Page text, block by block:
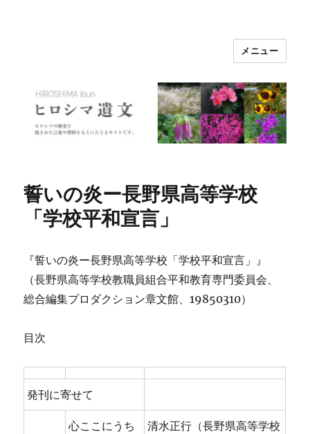
メニュー
誓いの炎ー長野県高等学校
「学校平和宣言」
『誓いの炎ー長野県高等学校「学校平和宣言」』
（長野県高等学校教職員組合平和教育専門委員会、
総合編集プロダクション章文館、19850310）
目次
発刊に寄せて
心ここにうち
清水正行（長野県高等学校